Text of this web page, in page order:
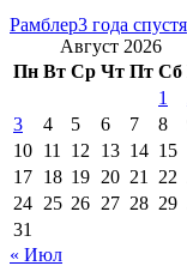
Рамблер3 года спустя
Август 2026
Пн Вт Ср Чт Пт Сб
1
3
4 5 6 7 8
10 11 12 13 14 15
17 18 19 20 21 22
24 25 26 27 28 29
31
« Июл